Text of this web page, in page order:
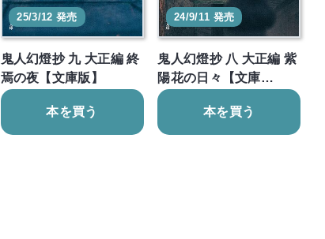
25/3/12 発売
鬼人幻燈抄 九 大正編 終
焉の夜【文庫版】
本を買う
24/9/11 発売
鬼人幻燈抄 八 大正編 紫
陽花の日々【文庫…
本を買う